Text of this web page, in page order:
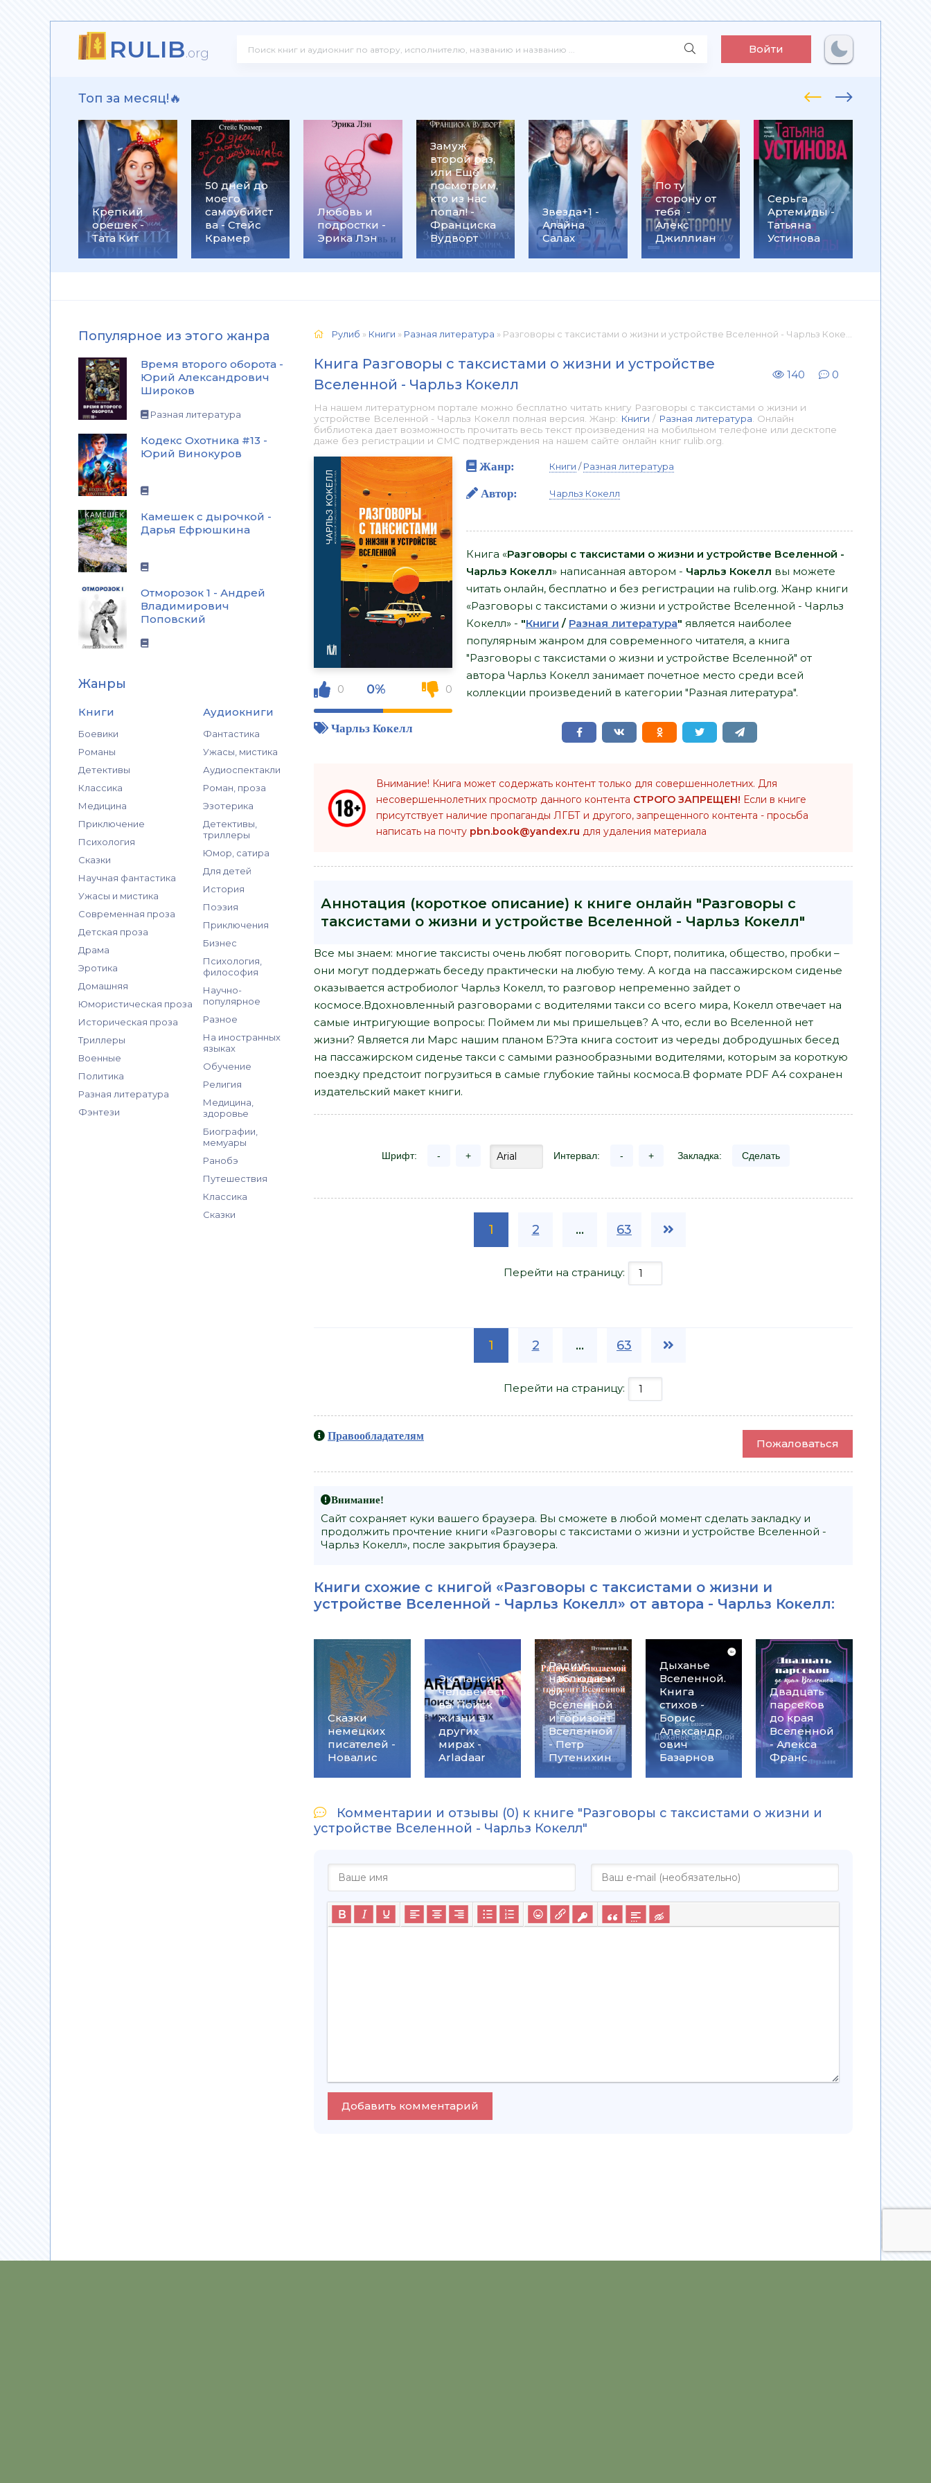
RULIB.org Войти
Топ за месяц!🔥
Крепкий
орешек -
Тата Кит
50 дней до
моего
самоубийст
ва - Стейс
Крамер
Любовь и
подростки -
Эрика Лэн
Замуж
второй раз,
или Ещё
посмотрим,
кто из нас
попал! -
Франциска
Вудворт
Звезда+1 -
Алайна
Салах
По ту
сторону от
тебя -
Алекс
Джиллиан
Серьга
Артемиды -
Татьяна
Устинова
на
- Ольга
Громыко
Популярное из этого жанра
Время второго оборота -
Юрий Александрович
Широков
Разная литература
Кодекс Охотника #13 -
Юрий Винокуров
Камешек с дырочкой -
Дарья Ефрюшкина
Отморозок 1 - Андрей
Владимирович
Поповский
Жанры
Книги
Боевики
Романы
Детективы
Классика
Медицина
Приключение
Психология
Сказки
Научная фантастика
Ужасы и мистика
Современная проза
Детская проза
Драма
Эротика
Домашняя
Юмористическая проза
Историческая проза
Триллеры
Военные
Политика
Разная литература
Фэнтези
Аудиокниги
Фантастика
Ужасы, мистика
Аудиоспектакли
Роман, проза
Эзотерика
Детективы,
триллеры
Юмор, сатира
Для детей
История
Поэзия
Приключения
Бизнес
Психология,
философия
Научно-
популярное
Разное
На иностранных
языках
Обучение
Религия
Медицина,
здоровье
Биографии,
мемуары
Ранобэ
Путешествия
Классика
Сказки
Рулиб » Книги » Разная литература » Разговоры с таксистами о жизни и устройстве Вселенной - Чарльз Кокелл 📕 - Книга онлайн бесплатно
Книга Разговоры с таксистами о жизни и устройстве
Вселенной - Чарльз Кокелл
140 0
На нашем литературном портале можно бесплатно читать книгу Разговоры с таксистами о жизни и
устройстве Вселенной - Чарльз Кокелл полная версия. Жанр: Книги / Разная литература . Онлайн
библиотека дает возможность прочитать весь текст произведения на мобильном телефоне или десктопе
даже без регистрации и СМС подтверждения на нашем сайте онлайн книг rulib.org.
0 0% 0
Чарльз Кокелл
Жанр: Книги /Разная литература
Автор: Чарльз Кокелл
Книга «Разговоры с таксистами о жизни и устройстве Вселенной -
Чарльз Кокелл» написанная автором - Чарльз Кокелл вы можете
читать онлайн, бесплатно и без регистрации на rulib.org. Жанр книги
«Разговоры с таксистами о жизни и устройстве Вселенной - Чарльз
Кокелл» - "Книги / Разная литература" является наиболее
популярным жанром для современного читателя, а книга
"Разговоры с таксистами о жизни и устройстве Вселенной" от
автора Чарльз Кокелл занимает почетное место среди всей
коллекции произведений в категории "Разная литература".
Внимание! Книга может содержать контент только для совершеннолетних. Для
несовершеннолетних просмотр данного контента СТРОГО ЗАПРЕЩЕН! Если в книге
присутствует наличие пропаганды ЛГБТ и другого, запрещенного контента - просьба
написать на почту pbn.book@yandex.ru для удаления материала
Аннотация (короткое описание) к книге онлайн "Разговоры с
таксистами о жизни и устройстве Вселенной - Чарльз Кокелл"
Все мы знаем: многие таксисты очень любят поговорить. Спорт, политика, общество, пробки –
они могут поддержать беседу практически на любую тему. А когда на пассажирском сиденье
оказывается астробиолог Чарльз Кокелл, то разговор непременно зайдет о
космосе.Вдохновленный разговорами с водителями такси со всего мира, Кокелл отвечает на
самые интригующие вопросы: Поймем ли мы пришельцев? А что, если во Вселенной нет
жизни? Является ли Марс нашим планом Б?Эта книга состоит из череды добродушных бесед
на пассажирском сиденье такси с самыми разнообразными водителями, которым за короткую
поездку предстоит погрузиться в самые глубокие тайны космоса.В формате PDF A4 сохранен
издательский макет книги.
Шрифт: - + Интервал: - + Закладка: Сделать
1 2 ... 63
Перейти на страницу:
1 2 ... 63
Перейти на страницу:
Правообладателям
Пожаловаться
Внимание!
Сайт сохраняет куки вашего браузера. Вы сможете в любой момент сделать закладку и
продолжить прочтение книги «Разговоры с таксистами о жизни и устройстве Вселенной -
Чарльз Кокелл», после закрытия браузера.
Книги схожие с книгой «Разговоры с таксистами о жизни и
устройстве Вселенной - Чарльз Кокелл» от автора - Чарльз Кокелл:
Сказки
немецких
писателей -
Новалис
Экспансия
человечест
ва. Поиск
жизни в
других
мирах -
Arladaar
Радиус
наблюдаем
ой
Вселенной
и горизонт
Вселенной
- Петр
Путенихин
Дыханье
Вселенной.
Книга
стихов -
Борис
Александр
ович
Базарнов
Двадцать
парсеков
до края
Вселенной
- Алекса
Франс
Комментарии и отзывы (0) к книге "Разговоры с таксистами о жизни и
устройстве Вселенной - Чарльз Кокелл"
Добавить комментарий
Юрий Александрович Широков
Винокуров
Ефрюшкина
Поповский